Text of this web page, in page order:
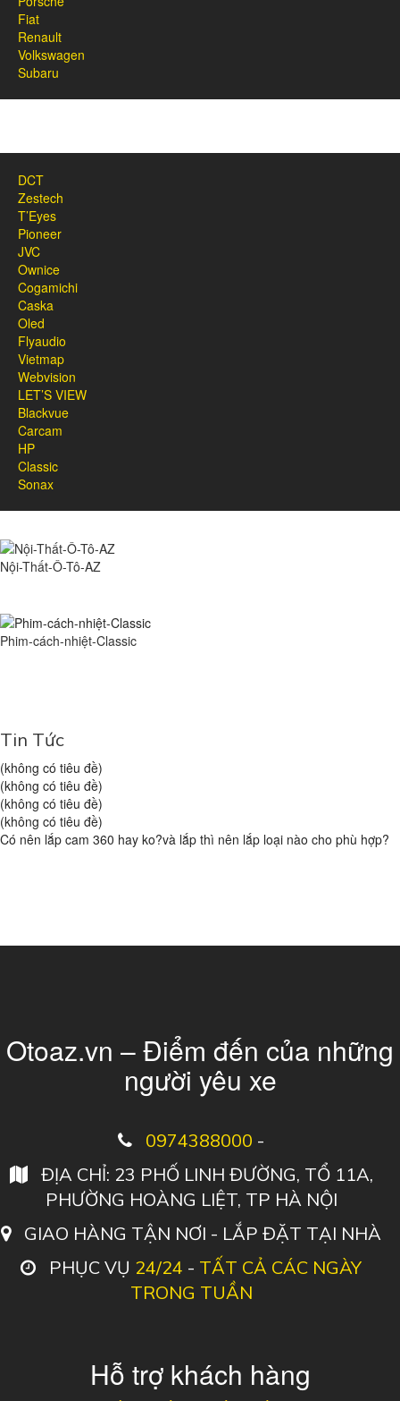
Fiat
Renault
Volkswagen
Subaru
DCT
Zestech
T’Eyes
Pioneer
JVC
Ownice
Cogamichi
Caska
Oled
Flyaudio
Vietmap
Webvision
LET’S VIEW
Blackvue
Carcam
HP
Classic
Sonax
Nội-Thất-Ô-Tô-AZ
Phim-cách-nhiệt-Classic
Tin Tức
(không có tiêu đề)
(không có tiêu đề)
(không có tiêu đề)
(không có tiêu đề)
Có nên lắp cam 360 hay ko?và lắp thì nên lắp loại nào cho phù hợp?
Otoaz.vn – Điểm đến của những
người yêu xe
0974388000 -
ĐỊA CHỈ: 23 PHỐ LINH ĐƯỜNG, TỔ 11A,
PHƯỜNG HOÀNG LIỆT, TP HÀ NỘI
GIAO HÀNG TẬN NƠI - LẮP ĐẶT TẠI NHÀ
PHỤC VỤ 24/24 - TẤT CẢ CÁC NGÀY
TRONG TUẦN
Hỗ trợ khách hàng